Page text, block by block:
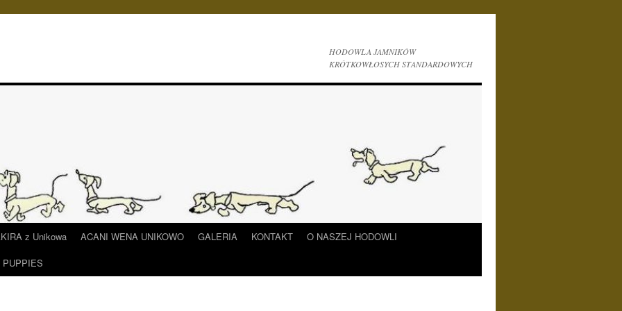
HODOWLA JAMNIKÓW
KRÓTKOWŁOSYCH STANDARDOWYCH
z Unikowa ACANI WENA UNIKOWO GALERIA KONTAKT
O NASZEJ HODOWLI